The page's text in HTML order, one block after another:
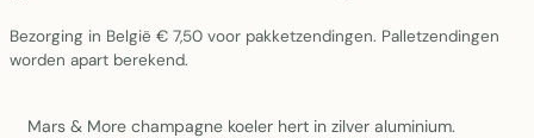
Bezorging in België € 7,50 voor pakketzendingen. Palletzendingen
worden apart berekend.
Mars & More champagne koeler hert in zilver aluminium.